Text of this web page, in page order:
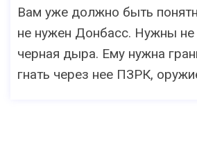
Вам уже должно быть
не нужен Донбасс. Нужны
черная дыра. Ему нужна
гнать через нее ПЗРК,